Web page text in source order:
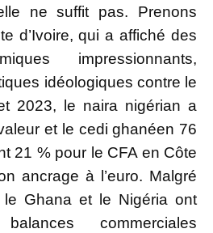
ne suffit pas. Prenons
d’Ivoire, qui a affiché des
impressionnants,
idéologiques contre le
2023, le naira nigérian a
et le cedi ghanéen 76
21 % pour le CFA en Côte
ancrage à l’euro. Malgré
le Ghana et le Nigéria ont
commerciales